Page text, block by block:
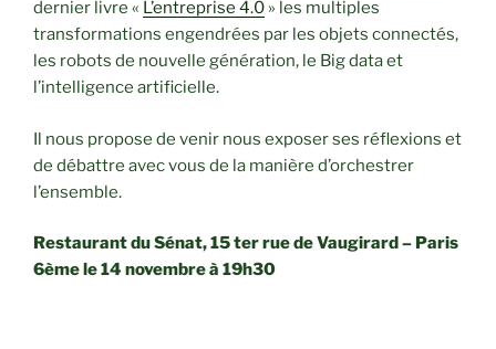
dernier livre « L’entreprise 4.0 » les multiples
transformations engendrées par les objets connectés,
les robots de nouvelle génération, le Big data et
l’intelligence artificielle.
Il nous propose de venir nous exposer ses réflexions et
de débattre avec vous de la manière d’orchestrer
l’ensemble.
Restaurant du Sénat, 15 ter rue de Vaugirard – Paris
6ème le 14 novembre à 19h30